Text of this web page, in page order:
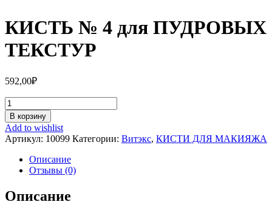
КИСТЬ № 4 для ПУДРОВЫХ
ТЕКСТУР
592,00₽
Количество
КИСТЬ
№
4
для
ПУДРОВЫХ
ТЕКСТУР
В корзину
Add to wishlist
Артикул: 10099 Категории: Витэкс, КИСТИ ДЛЯ МАКИЯЖА
Описание
Отзывы (0)
Описание